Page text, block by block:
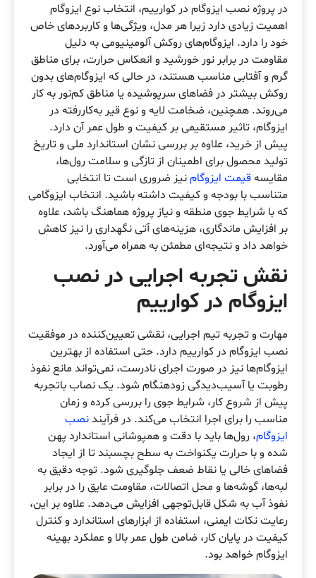
در پروژه نصب ایزوگام در کوارییم، انتخاب نوع ایزوگام
اهمیت زیادی دارد زیرا هر مدل، ویژگی‌ها و کاربردهای خاص
خود را دارد. ایزوگام‌های روکش آلومینیومی به دلیل
مقاومت در برابر نور خورشید و انعکاس حرارت، برای مناطق
گرم و آفتابی مناسب هستند، در حالی که ایزوگام‌های بدون
روکش بیشتر در فضاهای سرپوشیده یا مناطق کم‌نور به کار
می‌روند. همچنین، ضخامت لایه و نوع قیر به‌کاررفته در
ایزوگام، تاثیر مستقیمی بر کیفیت و طول عمر آن دارد.
پیش از خرید، علاوه بر بررسی نشان استاندارد ملی و تاریخ
تولید محصول برای اطمینان از تازگی و سلامت رول‌ها،
مقایسهقیمت ایزوگامنیز ضروری است تا انتخابی
متناسب با بودجه و کیفیت داشته باشید. انتخاب ایزوگامی
که با شرایط جوی منطقه و نیاز پروژه هماهنگ باشد، علاوه
بر افزایش ماندگاری، هزینه‌های آتی نگهداری را نیز کاهش
خواهد داد و نتیجه‌ای مطمئن به همراه می‌آورد.
نقش تجربه اجرایی در نصب
ایزوگام در کوارییم
مهارت و تجربه تیم اجرایی، نقشی تعیین‌کننده در موفقیت
نصب ایزوگام در کوارییم دارد. حتی استفاده از بهترین
ایزوگام‌ها نیز در صورت اجرای نادرست، نمی‌تواند مانع نفوذ
رطوبت یا آسیب‌دیدگی زودهنگام شود. یک نصاب باتجربه
پیش از شروع کار، شرایط جوی را بررسی کرده و زمان
مناسب را برای اجرا انتخاب می‌کند. در فرآیندنصب
ایزوگام، رول‌ها باید با دقت و همپوشانی استاندارد پهن
شده و با حرارت یکنواخت به سطح بچسبند تا از ایجاد
فضاهای خالی یا نقاط ضعف جلوگیری شود. توجه دقیق به
لبه‌ها، گوشه‌ها و محل اتصالات، مقاومت عایق را در برابر
نفوذ آب به شکل قابل‌توجهی افزایش می‌دهد. علاوه بر این،
رعایت نکات ایمنی، استفاده از ابزارهای استاندارد و کنترل
کیفیت در پایان کار، ضامن طول عمر بالا و عملکرد بهینه
ایزوگام خواهد بود.